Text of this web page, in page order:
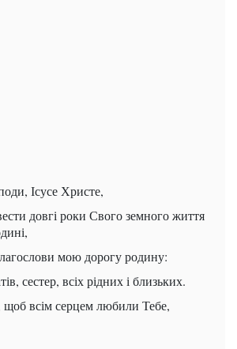
Ісусе Христе,
довгі роки Свого земного життя
мою дорогу родину:
сестер, всіх рідних і близьких.
щоб всім серцем любили Тебе,